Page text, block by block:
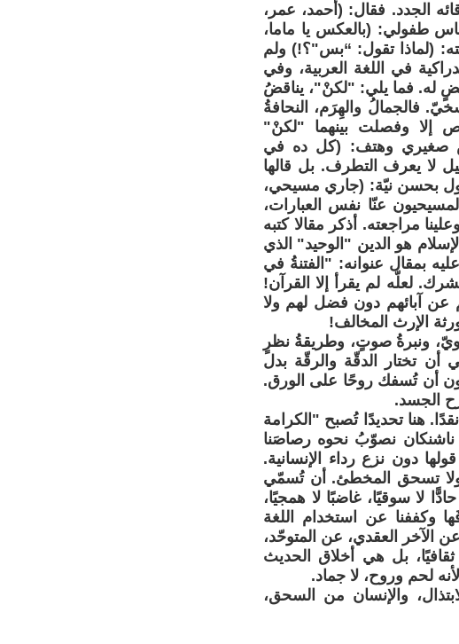
الجدد. فقال: (أحمد، عمر،
طفولي: (بالعكس يا ماما،
(لماذا تقول: “بس"؟!) ولم
في اللغة العربية، وفي
له. فما يلي: "لكنْ"، يناقضُ
فالجمالُ والهِرَم، النحافةُ
إلا وفصلت بينهما "لكنْ"
صغيري وهتف: (كل ده في
لا يعرف التطرف. بل قالها
بحسن نيّة: (جاري مسيحي،
عنّا نفس العبارات،
مراجعته. أذكر مقالا كتبه
هو الدين "الوحيد" الذي
بمقال عنوانه: "الفتنةُ في
لعلّه لم يقرأ إلا القرآن!
عن آبائهم دون فضل لهم ولا
الإرث المخالف!
ونبرةُ صوتٍ، وطريقةُ نظرٍ
أن تختار الدقّة والرقّة بدل
أن تُسفك روحًا على الورق.
الجسد.
هنا تحديدًا تُصبح "الكرامة
ناشنكان نصوّبُ نحوه رصاصَنا
دون نزع رداء الإنسانية.
ولا تسحق المخطئ. أن تُسمّي
لا سوقيًا، غاضبًا لا همجيًا،
وكففنا عن استخدام اللغة
الآخر العقدي، عن المتوحّد،
بل هي أخلاق الحديث
لحم وروح، لا جماد.
والإنسان من السحق،